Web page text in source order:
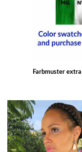
Farbmuster